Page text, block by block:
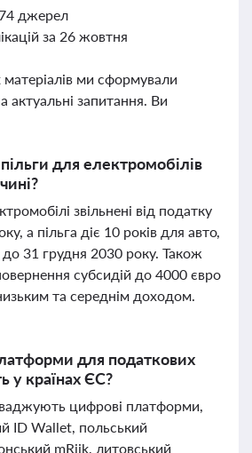
джерел
за 26 жовтня
матеріалів ми сформували
актуальні запитання. Ви
для електромобілів
звільнені від податку
а пільга діє 10 років для авто,
до 31 грудня 2030 року. Також
субсидій до 4000 євро
та середнім доходом.
для податкових
у країнах ЄС?
цифрові платформи,
ID Wallet, польський
mRiik, литовський